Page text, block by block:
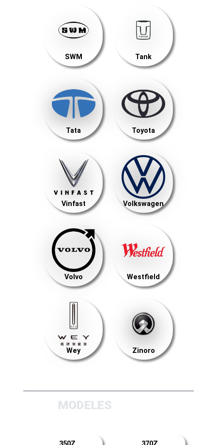
SWM Tank
Tata Toyota
Vinfast Volkswagen
Volvo Westfield
Wey Zinoro
MODELES